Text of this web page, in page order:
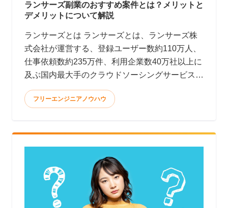
ランサーズ副業のおすすめ案件とは？メリットと
デメリットについて解説
ランサーズとは ランサーズとは、ランサーズ株
式会社が運営する、登録ユーザー数約110万人、
仕事依頼数約235万件、利用企業数40万社以上に
及ぶ国内最大手のクラウドソーシングサービスで
す。(2022年9月時点)
フリーエンジニアノウハウ